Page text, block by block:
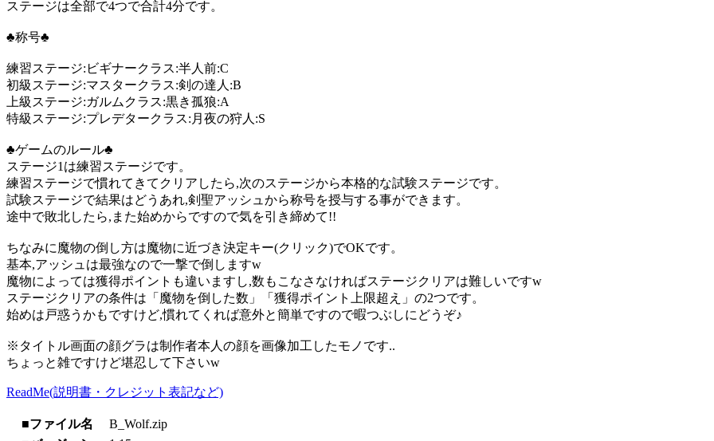
ステージは全部で4つで合計4分です。
♣称号♣
練習ステージ:ビギナークラス:半人前:C
初級ステージ:マスタークラス:剣の達人:B
上級ステージ:ガルムクラス:黒き孤狼:A
特級ステージ:プレデタークラス:月夜の狩人:S
♣ゲームのルール♣
ステージ1は練習ステージです。
練習ステージで慣れてきてクリアしたら,次のステージから本格的な試験ステージです。
試験ステージで結果はどうあれ,剣聖アッシュから称号を授与する事ができます。
途中で敗北したら,また始めからですので気を引き締めて!!
ちなみに魔物の倒し方は魔物に近づき決定キー(クリック)でOKです。
基本,アッシュは最強なので一撃で倒しますw
魔物によっては獲得ポイントも違いますし,数もこなさなければステージクリアは難しいですw
ステージクリアの条件は「魔物を倒した数」「獲得ポイント上限超え」の2つです。
始めは戸惑うかもですけど,慣れてくれば意外と簡単ですので暇つぶしにどうぞ♪
※タイトル画面の顔グラは制作者本人の顔を画像加工したモノです..
ちょっと雑ですけど堪忍して下さいw
ReadMe(説明書・クレジット表記など)
■ファイル名
B_Wolf.zip